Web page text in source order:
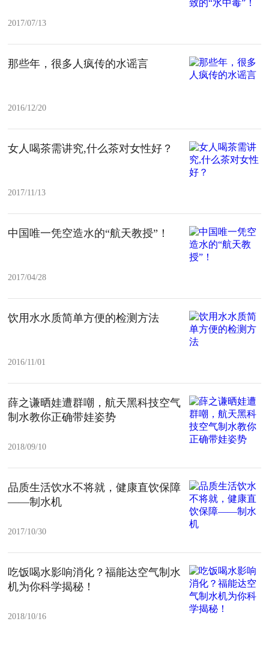
2017/07/13
那些年，很多人疯传的水谣言
2016/12/20
女人喝茶需讲究,什么茶对女性好？
2017/11/13
中国唯一凭空造水的“航天教授”！
2017/04/28
饮用水水质简单方便的检测方法
2016/11/01
薛之谦晒娃遭群嘲，航天黑科技空气
制水教你正确带娃姿势
2018/09/10
品质生活饮水不将就，健康直饮保障
——制水机
2017/10/30
吃饭喝水影响消化？福能达空气制水
机为你科学揭秘！
2018/10/16